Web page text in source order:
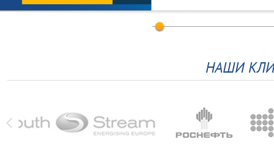
Морской нефтегазовой
НАШИ